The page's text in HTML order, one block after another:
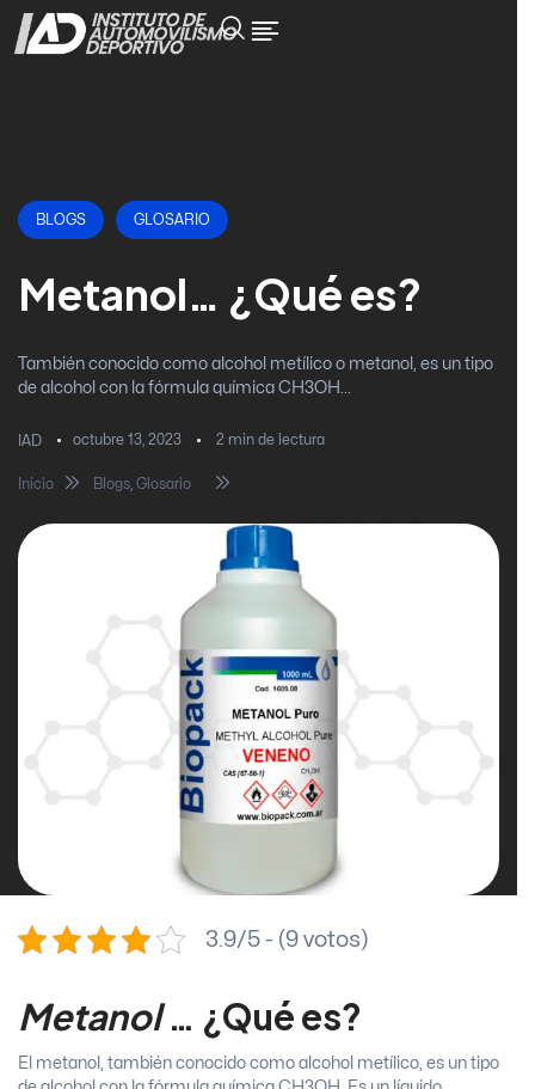
BLOGS GLOSARIO
Metanol… ¿Qué es?
También conocido como alcohol metílico o metanol, es un tipo
de alcohol con la fórmula química CH3OH...
IAD octubre 13, 2023 2 min de lectura
Inicio Blogs, Glosario
3.9/5 - (9 votos)
Metanol … ¿Qué es?
El metanol, también conocido como alcohol metílico, es un tipo